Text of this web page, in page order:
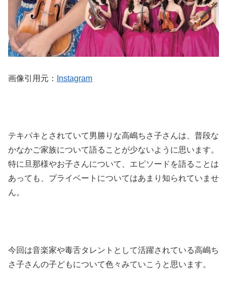
画像引用元： Instagram
テキパキとされていて男勝りな高嶋ちさ子さんは、普段な
かなかご家族について語ることが少ないように思います。
特に旦那様やお子さんについて、エピソードを語ることは
あっても、プライベートについてはあまり知られていませ
ん。
今回は音楽家や毒舌タレントとして活躍されている高嶋ち
さ子さんの子どもについて色々みていこうと思います。